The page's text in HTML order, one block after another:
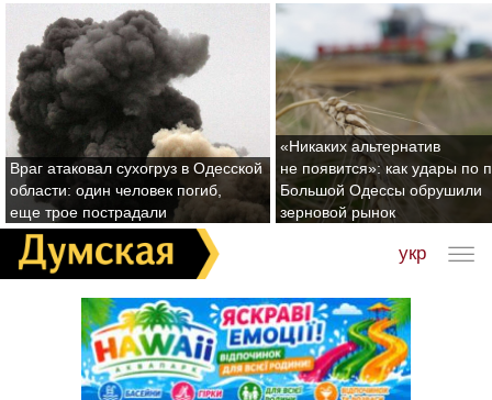
Враг атаковал сухогруз в Одесской
области: один человек погиб,
еще трое пострадали
«Никаких альтернатив
не появится»: как удары по
Большой Одессы обрушили
зерновой рынок
укр